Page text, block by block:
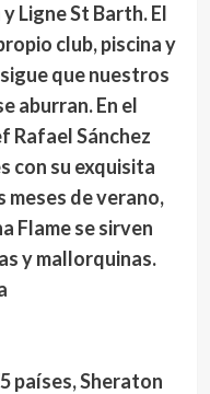
Ligne St Barth. El
club, piscina y
que nuestros
aburran. En el
Rafael Sánchez
con su exquisita
meses de verano,
Flame se sirven
y mallorquinas.
países, Sheraton